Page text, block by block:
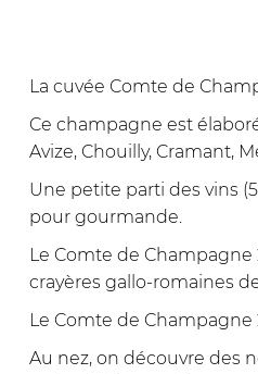
La cuvée Comte de
Ce champagne est
Avize, Chouilly, Cramant,
Une petite parti des vins
pour gourmande.
Le Comte de Champagne
crayères gallo-romaines
Le Comte de
Au nez, on découvre des